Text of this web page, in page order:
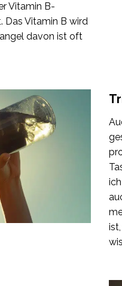
Vitamin B-
Das Vitamin B wird
davon ist oft